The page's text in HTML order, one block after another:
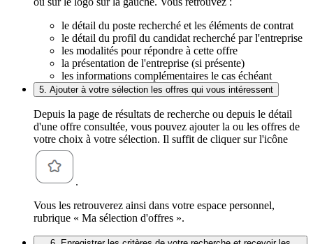
le détail du poste recherché et les éléments de contrat
le détail du profil du candidat recherché par l'entreprise
les modalités pour répondre à cette offre
la présentation de l'entreprise (si présente)
les informations complémentaires le cas échéant
5. Ajouter à votre sélection les offres qui vous intéressent
Depuis la page de résultats de recherche ou depuis le détail
d'une offre consultée, vous pouvez ajouter la ou les offres de
votre choix à votre sélection. Il suffit de cliquer sur l'icône
.
Vous les retrouverez ainsi dans votre espace personnel,
rubrique « Ma sélection d'offres ».